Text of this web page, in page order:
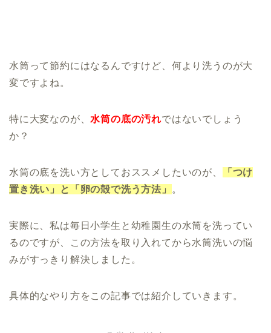
水筒って節約にはなるんですけど、何より洗うのが大
変ですよね。
特に大変なのが、 水筒の底の汚れではないでしょう
か？
水筒の底を洗い方としておススメしたいのが、
「つけ
置き洗い」と「卵の殻で洗う方法」
。
実際に、私は毎日小学生と幼稚園生の水筒を洗ってい
るのですが、この方法を取り入れてから水筒洗いの悩
みがすっきり解決しました。
具体的なやり方をこの記事では紹介していきます。